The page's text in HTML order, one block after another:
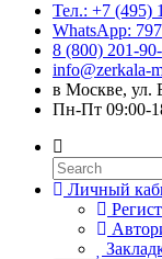
Тел.: +7 (495)
WhatsApp:
8 (800) 201-
info@zerkala-
в Москве, ул.
Пн-Пт 09:00-
Личный